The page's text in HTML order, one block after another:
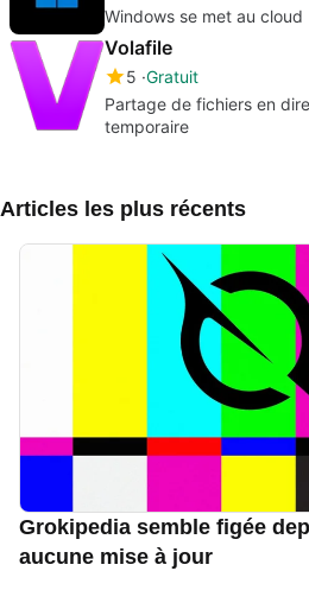
Windows se met au cloud
Volafile
5 Gratuit
Partage de fichiers en
temporaire
Articles les plus récents
Grokipedia semble figée
aucune mise à jour